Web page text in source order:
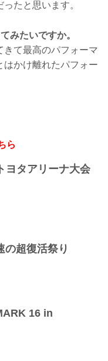
たと思います。
みたいですか。
きて最高のパフォーマ
はかけ離れたパフォー
ら
ヨタアリーナ大会
の超復活祭り
16 in